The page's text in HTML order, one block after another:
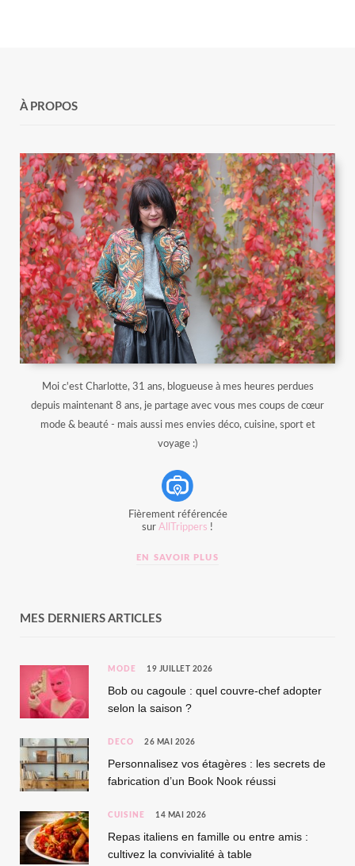
À PROPOS
Moi c'est Charlotte, 31 ans, blogueuse à mes heures perdues
depuis maintenant 8 ans, je partage avec vous mes coups de cœur
mode & beauté - mais aussi mes envies déco, cuisine, sport et
voyage :)
Fièrement référencée
sur AllTrippers !
EN SAVOIR PLUS
MES DERNIERS ARTICLES
MODE 19 JUILLET 2026
Bob ou cagoule : quel couvre-chef adopter
selon la saison ?
DÉCO 26 MAI 2026
Personnalisez vos étagères : les secrets de
fabrication d’un Book Nook réussi
CUISINE 14 MAI 2026
Repas italiens en famille ou entre amis :
cultivez la convivialité à table